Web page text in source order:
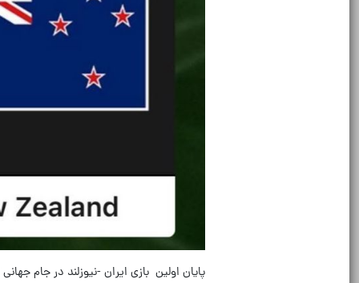
پایان اولین بازی ایران -نیوزلند در جام جهانی 2026 با نتیجه مساوی 2-2 رقم خورد